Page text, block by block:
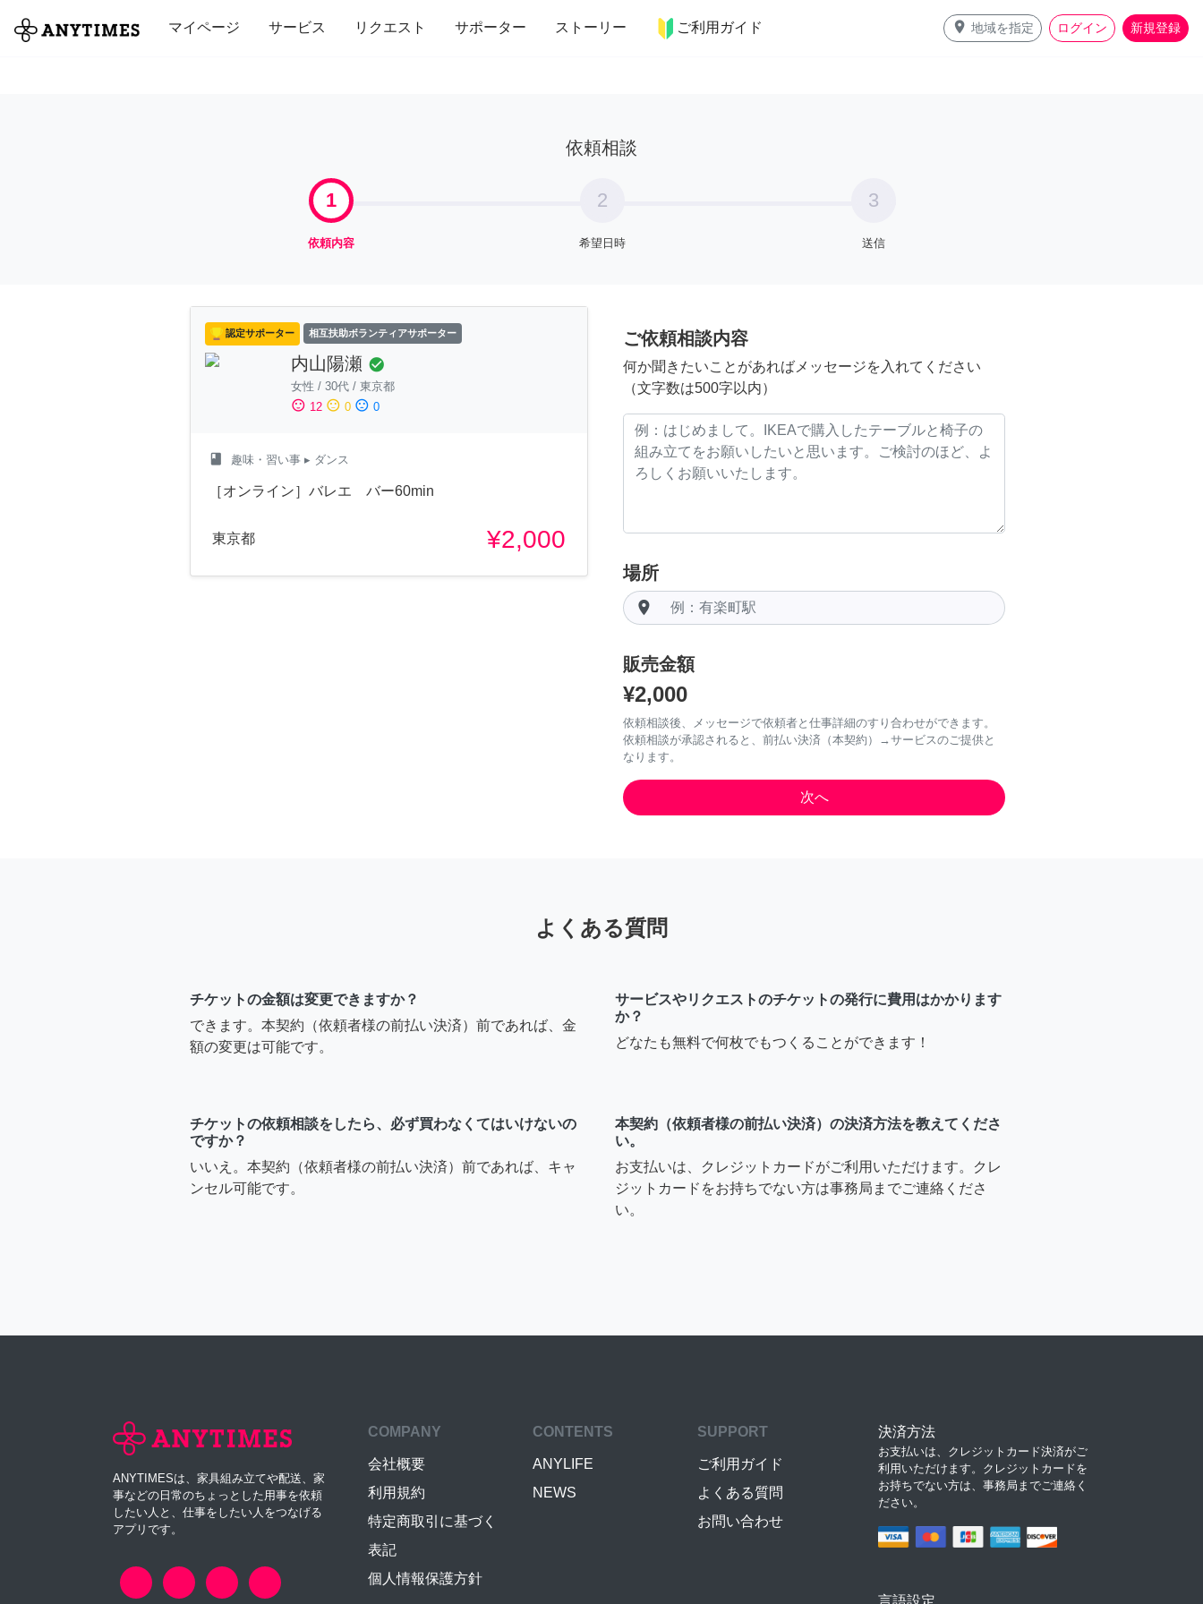
マイページ サービス リクエスト サポーター ストーリー ご利用ガイド place 地域を指定 ログイン 新規登録
全て 修理・組立 家事 引っ越し インテリア 趣味・習い事 ペット 料理
依頼相談
1
依頼内容
2
希望日時
3
送信
認定サポーター 相互扶助ボランティアサポーター
内山陽瀬 check_circle
女性 / 30代 / 東京都
sentiment_satisfied 12 sentiment_neutral 0 sentiment_dissatisfied 0
class 趣味・習い事 ▸ ダンス
［オンライン］バレエ バー60min
東京都 ¥2,000
ご依頼相談内容
何か聞きたいことがあればメッセージを入れてください
（文字数は500字以内）
場所
room
販売金額
¥2,000
依頼相談後、メッセージで依頼者と仕事詳細のすり合わせができます。
依頼相談が承認されると、前払い決済（本契約）→サービスのご提供と
なります。
よくある質問
チケットの金額は変更できますか？
できます。本契約（依頼者様の前払い決済）前であれば、金
額の変更は可能です。
サービスやリクエストのチケットの発行に費用はかかります
か？
どなたも無料で何枚でもつくることができます！
チケットの依頼相談をしたら、必ず買わなくてはいけないの
ですか？
いいえ。本契約（依頼者様の前払い決済）前であれば、キャ
ンセル可能です。
本契約（依頼者様の前払い決済）の決済方法を教えてくださ
い。
お支払いは、クレジットカードがご利用いただけます。クレ
ジットカードをお持ちでない方は事務局までご連絡くださ
い。
ANYTIMESは、家具組み立てや配送、家
事などの日常のちょっとした用事を依頼
したい人と、仕事をしたい人をつなげる
アプリです。
COMPANY
会社概要
利用規約
特定商取引に基づく
表記
個人情報保護方針
CONTENTS
ANYLIFE
NEWS
SUPPORT
ご利用ガイド
よくある質問
お問い合わせ
決済方法
お支払いは、クレジットカード決済がご
利用いただけます。クレジットカードを
お持ちでない方は、事務局までご連絡く
ださい。
言語設定